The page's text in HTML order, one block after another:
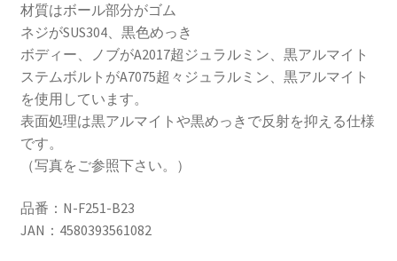
ビ
ス
マ
ホ
マ
ウ
ン
ト
テ
ー
材質はボール部分がゴム
ネジがSUS304、黒色めっき
ボディー、ノブがA2017超ジュラルミン、黒アルマイト
ステムボルトがA7075超々ジュラルミン、黒アルマイト
を使用しています。
表面処理は黒アルマイトや黒めっきで反射を抑える仕様
です。
（写真をご参照下さい。）
品番：N-F251-B23
JAN：4580393561082